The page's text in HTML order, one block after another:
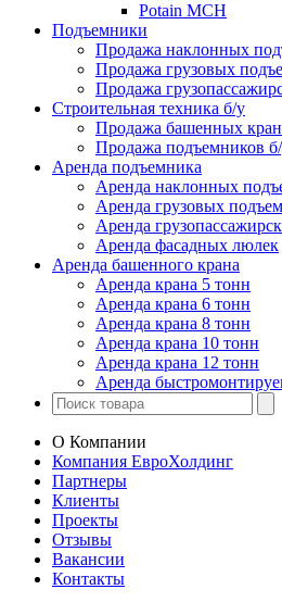
Potain MCH
Подъемники
Продажа наклонных
Продажа грузовых
Продажа
Строительная техника б/у
Продажа башенных
Продажа подъемников
Аренда подъемника
Аренда наклонных
Аренда грузовых
Аренда
Аренда фасадных люлек
Аренда башенного крана
Аренда крана 5 тонн
Аренда крана 6 тонн
Аренда крана 8 тонн
Аренда крана 10 тонн
Аренда крана 12 тонн
Аренда
О Компании
Компания ЕвроХолдинг
Партнеры
Клиенты
Проекты
Отзывы
Вакансии
Контакты